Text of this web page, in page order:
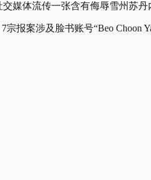
媒体流传一张含有侮辱雪州苏丹
案涉及脸书账号“Beo Choon